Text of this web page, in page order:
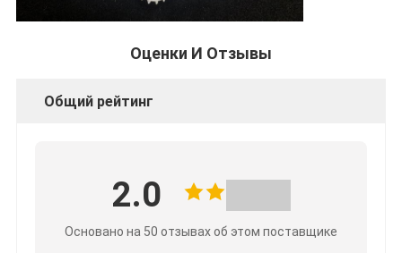
Оценки И Отзывы
Общий рейтинг
2.0
Основано на 50 отзывах об этом поставщике